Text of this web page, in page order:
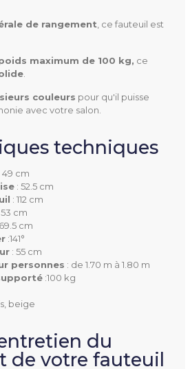
de rangement , ce fauteuil est
maximum de 100 kg, ce
.
couleurs pour qu'il puisse
avec votre salon.
techniques
cm
: 52.5 cm
: 112 cm
cm
cm
:141°
: 55 cm
personnes : de 1.70 m à 1.80 m
:100 kg
beige
du
de votre fauteuil
112 cm (du fauteuil)
53 cm
49 cm